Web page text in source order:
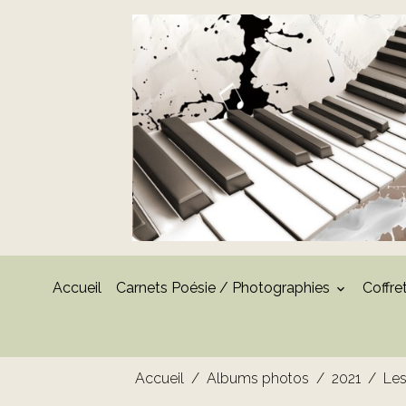
Accueil Carnets Poésie / Photographies
Accueil Albums photos 2021